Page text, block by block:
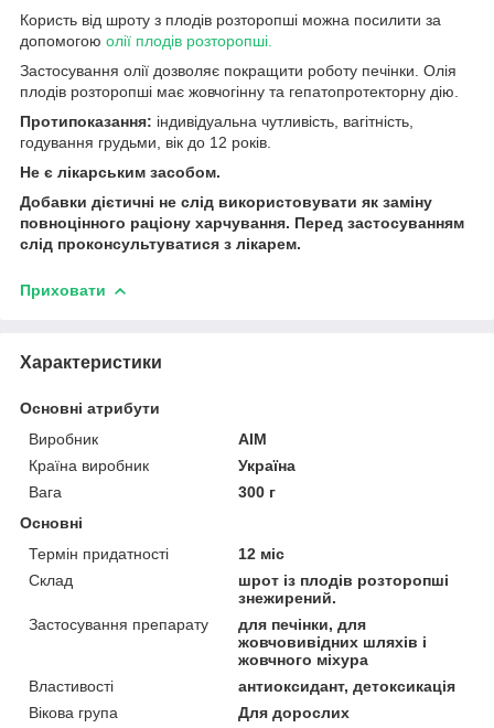
Користь від шроту з плодів розторопші можна посилити за
допомогою олії плодів розторопші
Застосування олії дозволяє покращити роботу печінки. Олія
плодів розторопші має жовчогінну та гепатопротекторну дію.
Протипоказання: індивідуальна чутливість, вагітність,
годування грудьми, вік до 12 років.
Не є лікарським засобом.
Добавки дієтичні не слід використовувати як заміну
повноцінного раціону харчування. Перед застосуванням
слід проконсультуватися з лікарем.
Приховати
Характеристики
Основні атрибути
Виробник
AIM
Країна виробник
Україна
Вага
300 г
Основні
Термін придатності
12 міс
Склад
шрот із плодів розторопші
знежирений.
Застосування препарату
для печінки, для
жовчовивідних шляхів і
жовчного міхура
Властивості
антиоксидант, детоксикація
Вікова група
Для дорослих